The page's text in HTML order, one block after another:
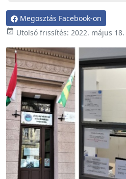
Megosztás Facebook-on
 Utolsó frissítés: 2022. május 18.